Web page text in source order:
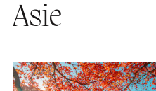
Asie